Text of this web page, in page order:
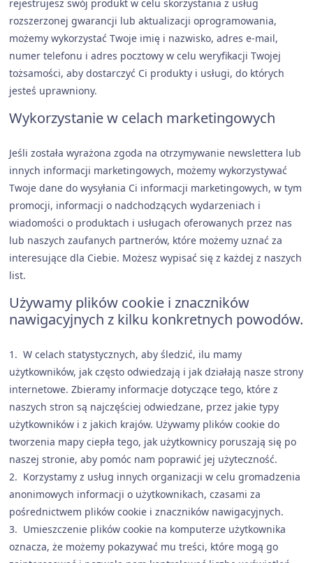
rejestrujesz swój produkt w celu skorzystania z usług
rozszerzonej gwarancji lub aktualizacji oprogramowania,
możemy wykorzystać Twoje imię i nazwisko, adres e-mail,
numer telefonu i adres pocztowy w celu weryfikacji Twojej
tożsamości, aby dostarczyć Ci produkty i usługi, do których
jesteś uprawniony.
Wykorzystanie w celach marketingowych
Jeśli została wyrażona zgoda na otrzymywanie newslettera lub
innych informacji marketingowych, możemy wykorzystywać
Twoje dane do wysyłania Ci informacji marketingowych, w tym
promocji, informacji o nadchodzących wydarzeniach i
wiadomości o produktach i usługach oferowanych przez nas
lub naszych zaufanych partnerów, które możemy uznać za
interesujące dla Ciebie. Możesz wypisać się z każdej z naszych
list.
Używamy plików cookie i znaczników
nawigacyjnych z kilku konkretnych powodów.
1. W celach statystycznych, aby śledzić, ilu mamy
użytkowników, jak często odwiedzają i jak działają nasze strony
internetowe. Zbieramy informacje dotyczące tego, które z
naszych stron są najczęściej odwiedzane, przez jakie typy
użytkowników i z jakich krajów. Używamy plików cookie do
tworzenia mapy ciepła tego, jak użytkownicy poruszają się po
naszej stronie, aby pomóc nam poprawić jej użyteczność.
2. Korzystamy z usług innych organizacji w celu gromadzenia
anonimowych informacji o użytkownikach, czasami za
pośrednictwem plików cookie i znaczników nawigacyjnych.
3. Umieszczenie plików cookie na komputerze użytkownika
oznacza, że możemy pokazywać mu treści, które mogą go